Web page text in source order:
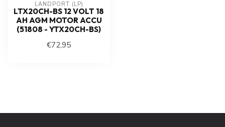
LANDPORT (LP)
LTX20CH-BS 12 VOLT 18
AH AGM MOTOR ACCU
(51808 - YTX20CH-BS)
€72,95